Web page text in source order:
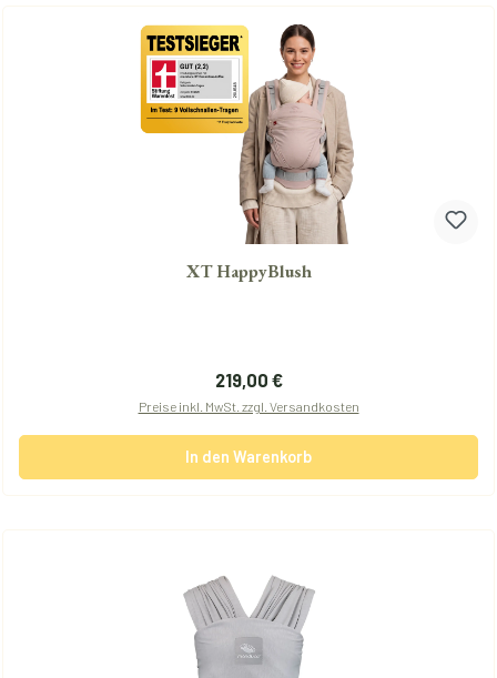
XT HappyBlush
Regulärer Preis:
219,00 €
Preise inkl. MwSt. zzgl. Versandkosten
In den Warenkorb